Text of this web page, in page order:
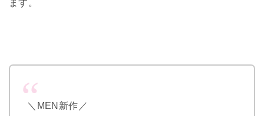
ます。
＼MEN新作／